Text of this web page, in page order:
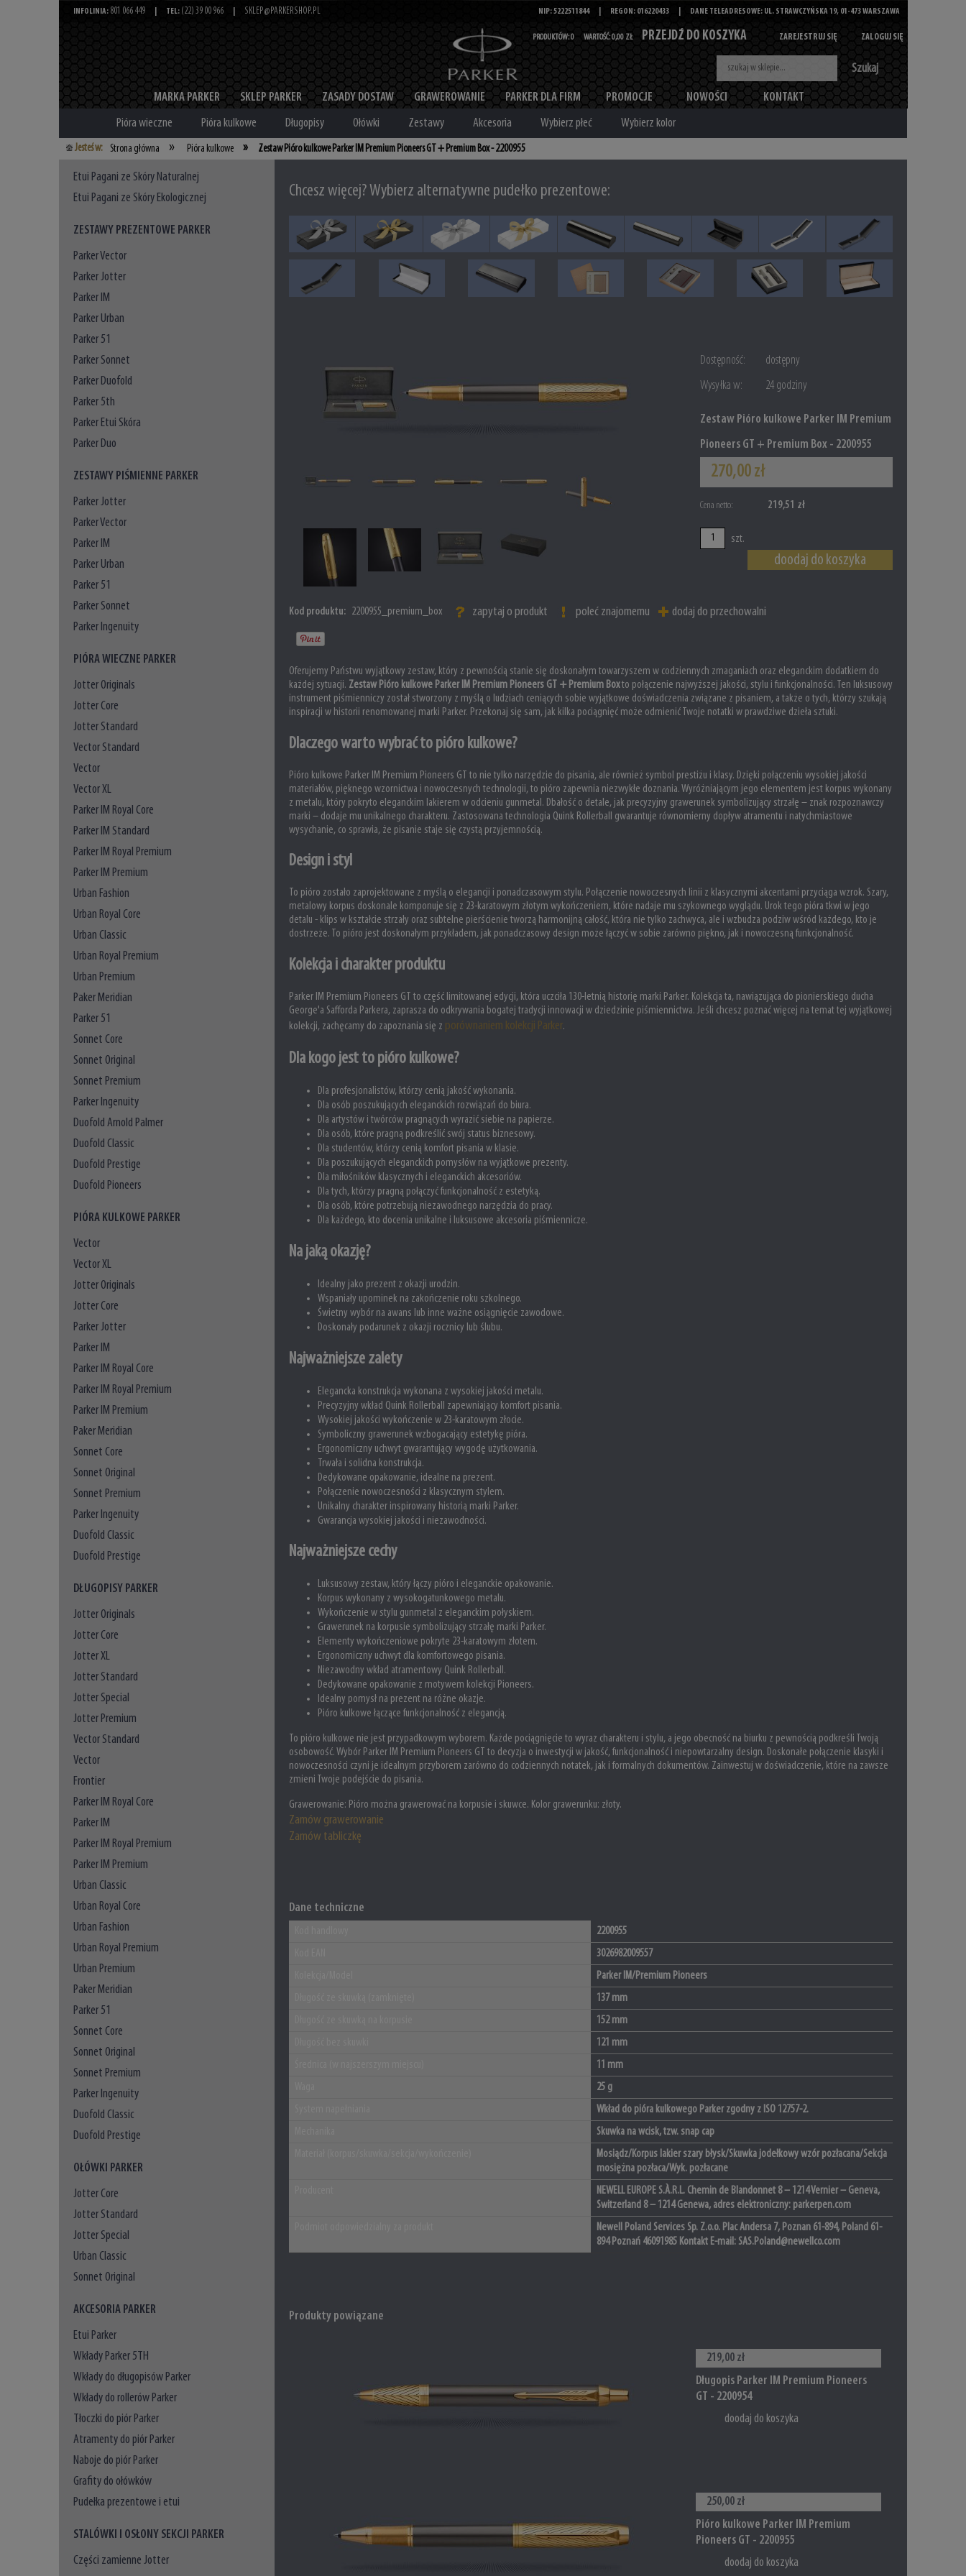
Szukaj
MARKA PARKER SKLEP PARKER ZASADY DOSTAW GRAWEROWANIE PARKER DLA FIRM PROMOCJE NOWOŚCI KONTAKT
ZAREJESTRUJ SIĘ ZALOGUJ SIĘ
PRODUKTÓW:0 WARTOŚĆ:0,00 ZŁ PRZEJDŹ DO KOSZYKA
INFOLINIA: 801 066 449 TEL: (22) 39 00 966 SKLEP@PARKERSHOP.PL NIP: 5222511844 REGON: 016220433 DANE TELEADRESOWE: UL. STRAWCZYŃSKA 19, 01-473 WARSZAWA
Pióra wieczne Pióra kulkowe Długopisy Ołówki Zestawy Akcesoria Wybierz płeć Wybierz kolor
Jesteś w: Strona główna » Pióra kulkowe » Zestaw Pióro kulkowe Parker IM Premium Pioneers GT + Premium Box - 2200955
Etui Pagani ze Skóry Naturalnej
Etui Pagani ze Skóry Ekologicznej
ZESTAWY PREZENTOWE PARKER
Parker Vector
Parker Jotter
Parker IM
Parker Urban
Parker 51
Parker Sonnet
Parker Duofold
Parker 5th
Parker Etui Skóra
Parker Duo
ZESTAWY PIŚMIENNE PARKER
Parker Jotter
Parker Vector
Parker IM
Parker Urban
Parker 51
Parker Sonnet
Parker Ingenuity
PIÓRA WIECZNE PARKER
Jotter Originals
Jotter Core
Jotter Standard
Vector Standard
Vector
Vector XL
Parker IM Royal Core
Parker IM Standard
Parker IM Royal Premium
Parker IM Premium
Urban Fashion
Urban Royal Core
Urban Classic
Urban Royal Premium
Urban Premium
Paker Meridian
Parker 51
Sonnet Core
Sonnet Original
Sonnet Premium
Parker Ingenuity
Duofold Arnold Palmer
Duofold Classic
Duofold Prestige
Duofold Pioneers
PIÓRA KULKOWE PARKER
Vector
Vector XL
Jotter Originals
Jotter Core
Parker Jotter
Parker IM
Parker IM Royal Core
Parker IM Royal Premium
Parker IM Premium
Paker Meridian
Sonnet Core
Sonnet Original
Sonnet Premium
Parker Ingenuity
Duofold Classic
Duofold Prestige
DŁUGOPISY PARKER
Jotter Originals
Jotter Core
Jotter XL
Jotter Standard
Jotter Special
Jotter Premium
Vector Standard
Vector
Frontier
Parker IM Royal Core
Parker IM
Parker IM Royal Premium
Parker IM Premium
Urban Classic
Urban Royal Core
Urban Fashion
Urban Royal Premium
Urban Premium
Paker Meridian
Parker 51
Sonnet Core
Sonnet Original
Sonnet Premium
Parker Ingenuity
Duofold Classic
Duofold Prestige
OŁÓWKI PARKER
Jotter Core
Jotter Standard
Jotter Special
Urban Classic
Sonnet Original
AKCESORIA PARKER
Etui Parker
Wkłady Parker 5TH
Wkłady do długopisów Parker
Wkłady do rollerów Parker
Tłoczki do piór Parker
Atramenty do piór Parker
Naboje do piór Parker
Grafity do ołówków
Pudełka prezentowe i etui
STALÓWKI I OSŁONY SEKCJI PARKER
Części zamienne Jotter
Chcesz więcej? Wybierz alternatywne pudełko prezentowe:
Dostępność:
dostępny
Wysyłka w:
24 godziny
Zestaw Pióro kulkowe Parker IM Premium
Pioneers GT + Premium Box - 2200955
270,00 zł
Cena netto: 219,51 zł
szt.
doodaj do koszyka
Kod produktu: 2200955_premium_box zapytaj o produkt poleć znajomemu dodaj do przechowalni
Oferujemy Państwu wyjątkowy zestaw, który z pewnością stanie się doskonałym towarzyszem w codziennych zmaganiach oraz eleganckim dodatkiem do
każdej sytuacji. Zestaw Pióro kulkowe Parker IM Premium Pioneers GT + Premium Boxto połączenie najwyższej jakości, stylu i funkcjonalności. Ten luksusowy
instrument piśmienniczy został stworzony z myślą o ludziach ceniących sobie wyjątkowe doświadczenia związane z pisaniem, a także o tych, którzy szukają
inspiracji w historii renomowanej marki Parker. Przekonaj się sam, jak kilka pociągnięć może odmienić Twoje notatki w prawdziwe dzieła sztuki.
Dlaczego warto wybrać to pióro kulkowe?
Pióro kulkowe Parker IM Premium Pioneers GT to nie tylko narzędzie do pisania, ale również symbol prestiżu i klasy. Dzięki połączeniu wysokiej jakości
materiałów, pięknego wzornictwa i nowoczesnych technologii, to pióro zapewnia niezwykłe doznania. Wyróżniającym jego elementem jest korpus wykonany
z metalu, który pokryto eleganckim lakierem w odcieniu gunmetal. Dbałość o detale, jak precyzyjny grawerunek symbolizujący strzałę – znak rozpoznawczy
marki – dodaje mu unikalnego charakteru. Zastosowana technologia Quink Rollerball gwarantuje równomierny dopływ atramentu i natychmiastowe
wysychanie, co sprawia, że pisanie staje się czystą przyjemnością.
Design i styl
To pióro zostało zaprojektowane z myślą o elegancji i ponadczasowym stylu. Połączenie nowoczesnych linii z klasycznymi akcentami przyciąga wzrok. Szary,
metalowy korpus doskonale komponuje się z 23-karatowym złotym wykończeniem, które nadaje mu szykownego wyglądu. Urok tego pióra tkwi w jego
detalu - klips w kształcie strzały oraz subtelne pierścienie tworzą harmonijną całość, która nie tylko zachwyca, ale i wzbudza podziw wśród każdego, kto je
dostrzeże. To pióro jest doskonałym przykładem, jak ponadczasowy design może łączyć w sobie zarówno piękno, jak i nowoczesną funkcjonalność.
Kolekcja i charakter produktu
Parker IM Premium Pioneers GT to część limitowanej edycji, która uczciła 130-letnią historię marki Parker. Kolekcja ta, nawiązująca do pionierskiego ducha
George'a Safforda Parkera, zaprasza do odkrywania bogatej tradycji innowacji w dziedzinie piśmiennictwa. Jeśli chcesz poznać więcej na temat tej wyjątkowej
kolekcji, zachęcamy do zapoznania się z porównaniem kolekcji Parker.
Dla kogo jest to pióro kulkowe?
Dla profesjonalistów, którzy cenią jakość wykonania.
Dla osób poszukujących eleganckich rozwiązań do biura.
Dla artystów i twórców pragnących wyrazić siebie na papierze.
Dla osób, które pragną podkreślić swój status biznesowy.
Dla studentów, którzy cenią komfort pisania w klasie.
Dla poszukujących eleganckich pomysłów na wyjątkowe prezenty.
Dla miłośników klasycznych i eleganckich akcesoriów.
Dla tych, którzy pragną połączyć funkcjonalność z estetyką.
Dla osób, które potrzebują niezawodnego narzędzia do pracy.
Dla każdego, kto docenia unikalne i luksusowe akcesoria piśmiennicze.
Na jaką okazję?
Idealny jako prezent z okazji urodzin.
Wspaniały upominek na zakończenie roku szkolnego.
Świetny wybór na awans lub inne ważne osiągnięcie zawodowe.
Doskonały podarunek z okazji rocznicy lub ślubu.
Najważniejsze zalety
Elegancka konstrukcja wykonana z wysokiej jakości metalu.
Precyzyjny wkład Quink Rollerball zapewniający komfort pisania.
Wysokiej jakości wykończenie w 23-karatowym złocie.
Symboliczny grawerunek wzbogacający estetykę pióra.
Ergonomiczny uchwyt gwarantujący wygodę użytkowania.
Trwała i solidna konstrukcja.
Dedykowane opakowanie, idealne na prezent.
Połączenie nowoczesności z klasycznym stylem.
Unikalny charakter inspirowany historią marki Parker.
Gwarancja wysokiej jakości i niezawodności.
Najważniejsze cechy
Luksusowy zestaw, który łączy pióro i eleganckie opakowanie.
Korpus wykonany z wysokogatunkowego metalu.
Wykończenie w stylu gunmetal z eleganckim połyskiem.
Grawerunek na korpusie symbolizujący strzałę marki Parker.
Elementy wykończeniowe pokryte 23-karatowym złotem.
Ergonomiczny uchwyt dla komfortowego pisania.
Niezawodny wkład atramentowy Quink Rollerball.
Dedykowane opakowanie z motywem kolekcji Pioneers.
Idealny pomysł na prezent na różne okazje.
Pióro kulkowe łączące funkcjonalność z elegancją.
To pióro kulkowe nie jest przypadkowym wyborem. Każde pociągnięcie to wyraz charakteru i stylu, a jego obecność na biurku z pewnością podkreśli Twoją
osobowość. Wybór Parker IM Premium Pioneers GT to decyzja o inwestycji w jakość, funkcjonalność i niepowtarzalny design. Doskonałe połączenie klasyki i
nowoczesności czyni je idealnym przyborem zarówno do codziennych notatek, jak i formalnych dokumentów. Zainwestuj w doświadczenie, które na zawsze
zmieni Twoje podejście do pisania.
Grawerowanie: Pióro można grawerować na korpusie i skuwce. Kolor grawerunku: złoty.
Zamów grawerowanie
Zamów tabliczkę
Dane techniczne
2200955
3026982009557
Parker IM/Premium Pioneers
137 mm
152 mm
121 mm
11 mm
25 g
Wkład do pióra kulkowego Parker zgodny z ISO 12757-2.
Skuwka na wcisk, tzw. snap cap
Mosiądz/Korpus lakier szary błysk/Skuwka jodełkowy wzór pozłacana/Sekcja
mosiężna pozłaca/Wyk. pozłacane
NEWELL EUROPE S.À.R.L. Chemin de Blandonnet 8 – 1214 Vernier – Geneva,
Switzerland 8 – 1214 Genewa, adres elektroniczny: parkerpen.com
Newell Poland Services Sp. Z.o.o. Plac Andersa 7, Poznan 61-894, Poland 61-
894 Poznań 46091985 Kontakt E-mail: SAS.Poland@newellco.com
Produkty powiązane
219,00 zł
Długopis Parker IM Premium Pioneers
GT - 2200954
doodaj do koszyka
250,00 zł
Pióro kulkowe Parker IM Premium
Pioneers GT - 2200955
doodaj do koszyka